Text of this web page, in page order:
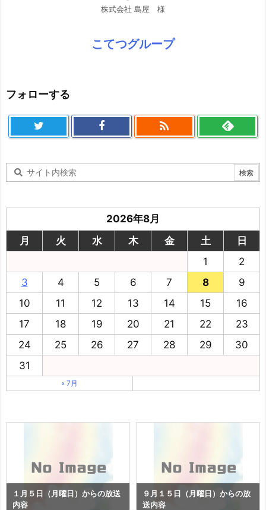
株式会社 島屋 様
こてつグループ
フォローする

2026年8月
月
火 水 木 金 土
日
1
2
3
4 5 6 7 8
9
10
11 12 13 14 15
16
17
18 19 20 21 22
23
24
25 26 27 28 29
30
31
« 7月
１月５日（月曜日）からの放送
内容
９月１５日（月曜日）からの放
送内容